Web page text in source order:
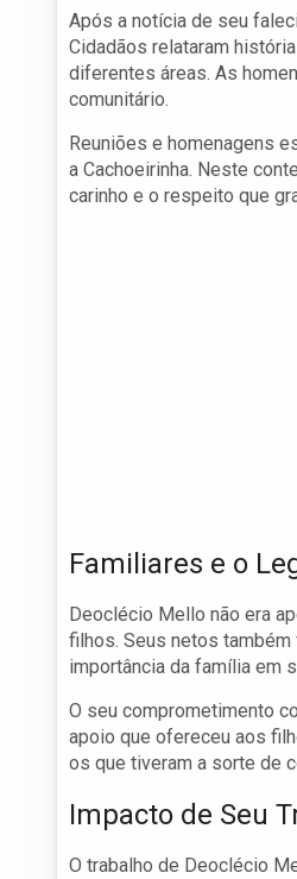
Após a notícia de seu
Cidadãos relataram
diferentes áreas. As
comunitário.
Reuniões e homenagens
a Cachoeirinha. Neste
carinho e o respeito que
Familiares e o
Deoclécio Mello não era
filhos. Seus netos
importância da família em
O seu comprometimento
apoio que ofereceu aos
os que tiveram a sorte de
Impacto de Seu
O trabalho de Deoclécio